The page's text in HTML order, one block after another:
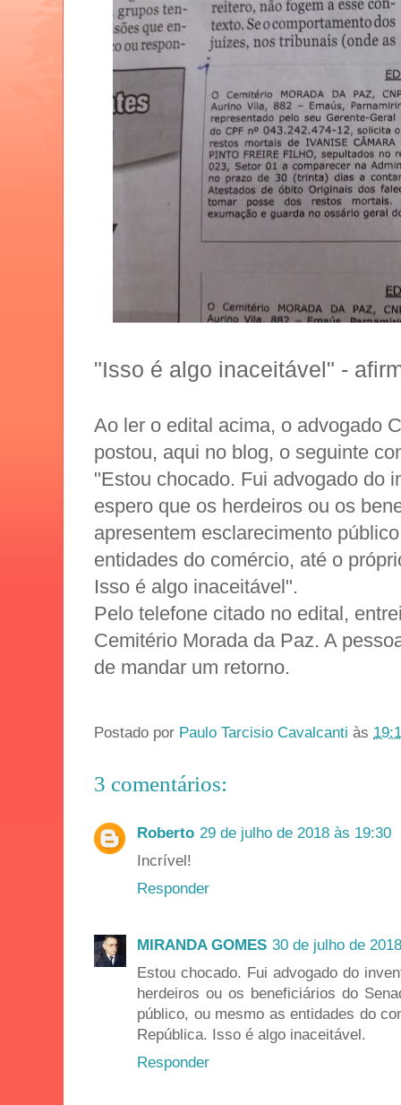
"Isso é algo inaceitável" -
Ao ler o edital acima, o advogado
postou, aqui no blog, o seguinte
"Estou chocado. Fui advogado do
espero que os herdeiros ou os
apresentem esclarecimento
entidades do comércio, até o
Isso é algo inaceitável".
Pelo telefone citado no edital,
Cemitério Morada da Paz. A
de mandar um retorno.
Postado por Paulo Tarcisio Cavalcanti às
3 comentários:
Roberto 29 de julho de 2018 às 19:30
Incrível!
Responder
MIRANDA GOMES 30 de julho de
Estou chocado. Fui advogado do
herdeiros ou os beneficiários do
público, ou mesmo as entidades do
República. Isso é algo inaceitável.
Responder